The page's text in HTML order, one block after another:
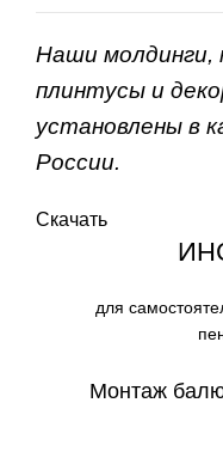
Наши молдинги,
плинтусы и
установлены в
России.
Скачать
для
Монтаж